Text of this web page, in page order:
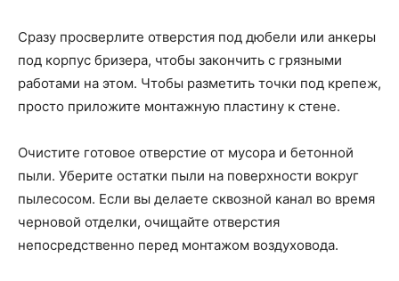
Сразу просверлите отверстия под дюбели или анкеры
под корпус бризера, чтобы закончить с грязными
работами на этом. Чтобы разметить точки под крепеж,
просто приложите монтажную пластину к стене.
Очистите готовое отверстие от мусора и бетонной
пыли. Уберите остатки пыли на поверхности вокруг
пылесосом. Если вы делаете сквозной канал во время
черновой отделки, очищайте отверстия
непосредственно перед монтажом воздуховода.